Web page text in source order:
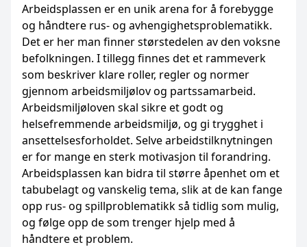
Arbeidsplassen er en unik arena for å forebygge
og håndtere rus- og avhengighetsproblematikk.
Det er her man finner størstedelen av den voksne
befolkningen. I tillegg finnes det et rammeverk
som beskriver klare roller, regler og normer
gjennom arbeidsmiljølov og partssamarbeid.
Arbeidsmiljøloven skal sikre et godt og
helsefremmende arbeidsmiljø, og gi trygghet i
ansettelsesforholdet. Selve arbeidstilknytningen
er for mange en sterk motivasjon til forandring.
Arbeidsplassen kan bidra til større åpenhet om et
tabubelagt og vanskelig tema, slik at de kan fange
opp rus- og spillproblematikk så tidlig som mulig,
og følge opp de som trenger hjelp med å
håndtere et problem.